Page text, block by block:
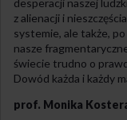
desperacji naszej
z alienacji i
systemie, ale także,
nasze
świecie trudno o
Dowód każda i każdy
prof. Monika